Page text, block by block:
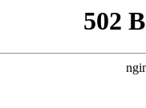
502